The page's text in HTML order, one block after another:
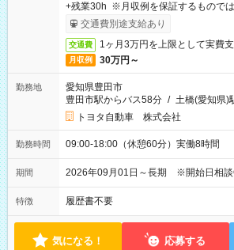
+残業30h ※月収例を保証するものでは
交通費別途支給あり
交通費 1ヶ月3万円を上限として実費
月収例 30万円～
勤務地
愛知県豊田市
豊田市駅からバス58分 / 土橋(愛知県)
トヨタ自動車 株式会社
勤務時間 09:00-18:00（休憩60分）実働8時間
期間 2026年09月01日～長期 ※開始日相
特徴 履歴書不要
気になる！ 応募する